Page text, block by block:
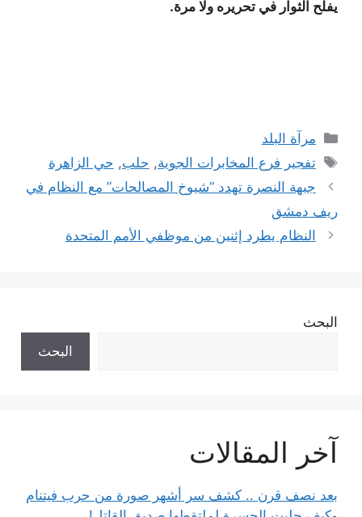
يفلح الثوار في تحريره ولا مرة.
التصنيفات
مرآة البلد
الوسوم
تفجير فرع المخابرات الجوية, حلب, حي الزاهرة
جبهة النصرة تهدد “شيوخ المصالحات” مع النظام في
ريف دمشق
النظام يطرد إثنين من موظفي الأمم المتحدة
البحث
البحث
آخر المقالات
بعد نصف قرن .. كشف سر أشهر صورة من حرب فيتنام